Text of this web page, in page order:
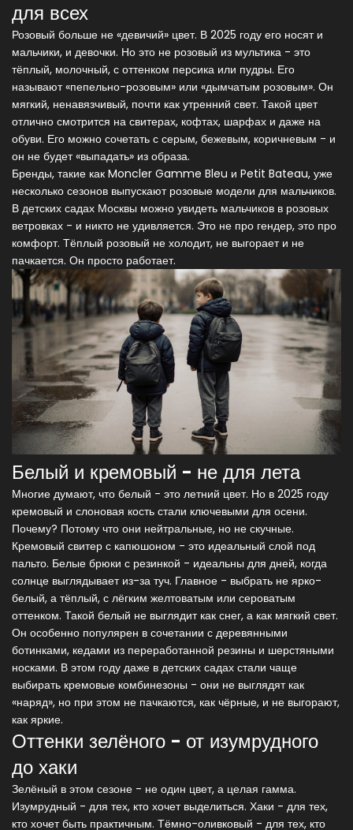
для всех
Розовый больше не «девичий» цвет. В 2025 году его носят и
мальчики, и девочки. Но это не розовый из мультика - это
тёплый, молочный, с оттенком персика или пудры. Его
называют «пепельно-розовым» или «дымчатым розовым». Он
мягкий, ненавязчивый, почти как утренний свет. Такой цвет
отлично смотрится на свитерах, кофтах, шарфах и даже на
обуви. Его можно сочетать с серым, бежевым, коричневым - и
он не будет «выпадать» из образа.
Бренды, такие как Moncler Gamme Bleu и Petit Bateau, уже
несколько сезонов выпускают розовые модели для мальчиков.
В детских садах Москвы можно увидеть мальчиков в розовых
ветровках - и никто не удивляется. Это не про гендер, это про
комфорт. Тёплый розовый не холодит, не выгорает и не
пачкается. Он просто работает.
Белый и кремовый - не для лета
Многие думают, что белый - это летний цвет. Но в 2025 году
кремовый и слоновая кость стали ключевыми для осени.
Почему? Потому что они нейтральные, но не скучные.
Кремовый свитер с капюшоном - это идеальный слой под
пальто. Белые брюки с резинкой - идеальны для дней, когда
солнце выглядывает из-за туч. Главное - выбрать не ярко-
белый, а тёплый, с лёгким желтоватым или сероватым
оттенком. Такой белый не выглядит как снег, а как мягкий свет.
Он особенно популярен в сочетании с деревянными
ботинками, кедами из переработанной резины и шерстяными
носками. В этом году даже в детских садах стали чаще
выбирать кремовые комбинезоны - они не выглядят как
«наряд», но при этом не пачкаются, как чёрные, и не выгорают,
как яркие.
Оттенки зелёного - от изумрудного
до хаки
Зелёный в этом сезоне - не один цвет, а целая гамма.
Изумрудный - для тех, кто хочет выделиться. Хаки - для тех,
кто хочет быть практичным. Тёмно-оливковый - для тех, кто